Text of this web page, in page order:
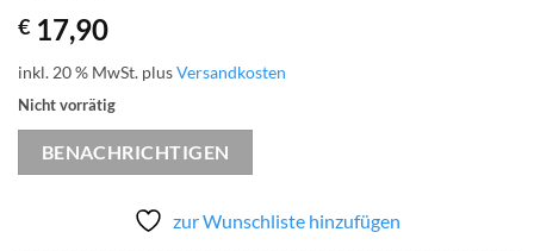
€ 17,90
inkl. 20 % MwSt. plusVersandkosten
Nicht vorrätig
BENACHRICHTIGEN
zur Wunschliste hinzufügen